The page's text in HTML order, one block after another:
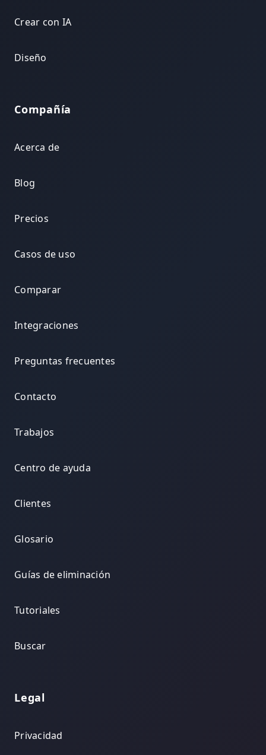
Crear con IA
Diseño
Compañía
Acerca de
Blog
Precios
Casos de uso
Comparar
Integraciones
Preguntas frecuentes
Contacto
Trabajos
Centro de ayuda
Clientes
Glosario
Guías de eliminación
Tutoriales
Buscar
Legal
Privacidad